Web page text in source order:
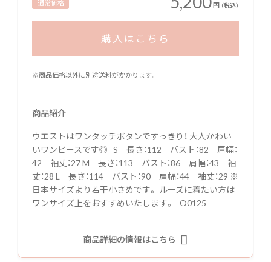
通常価格 円 （税込）
購入はこちら
※商品価格以外に別途送料がかかります。
商品紹介
ウエストはワンタッチボタンですっきり！ 大人かわい
いワンピースです◎ S 長さ：112 バスト：82 肩幅：
42 袖丈：27 M 長さ：113 バスト：86 肩幅：43 袖
丈：28 L 長さ：114 バスト：90 肩幅：44 袖丈：29 ※
日本サイズより若干小さめです。 ルーズに着たい方は
ワンサイズ上をおすすめいたします。 O0125
商品詳細の情報はこちら